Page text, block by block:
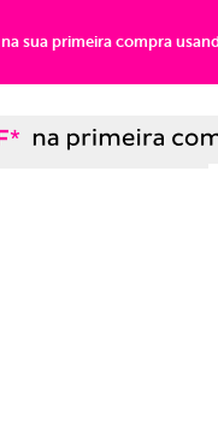
na sua primeira compra